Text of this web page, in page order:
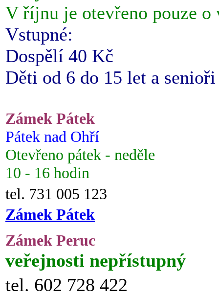
V říjnu je otevřeno pouze o
Vstupné:
Dospělí 40 Kč
Děti od 6 do 15 let a
Zámek Pátek
Pátek nad Ohří
Otevřeno pátek - neděle
10 - 16 hodin
tel. 731 005 123
Zámek Pátek
Zámek Peruc
veřejnosti nepřístupný
tel. 602 728 422